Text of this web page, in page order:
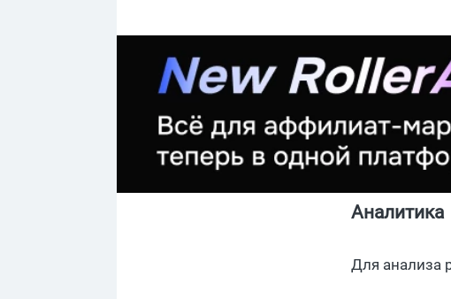
Аналитика
Для анализа